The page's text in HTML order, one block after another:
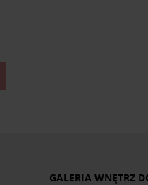
GALERIA WNĘTRZ